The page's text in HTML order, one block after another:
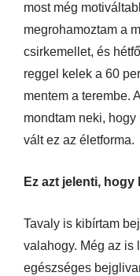
most még
megrohamoztam a
csirkemellet, és
reggel kelek a 60
mentem a terembe.
mondtam neki,
vált ez az életforma.
Ez azt jelenti,
Tavaly is kibírtam
valahogy. Még az is
egészséges